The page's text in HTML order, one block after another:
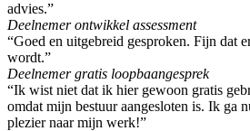
advies.”
Deelnemer ontwikkel assessment
“Goed en uitgebreid gesproken. Fijn dat
wordt.”
Deelnemer gratis loopbaangesprek
“Ik wist niet dat ik hier gewoon gratis
omdat mijn bestuur aangesloten is. Ik ga
plezier naar mijn werk!”